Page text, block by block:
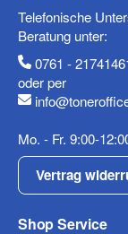
Mobiltelefon
Telefonische
Beratung unter:
0761 -
oder per
Mo. - Fr. 9:00-
Vertrag
Shop Service